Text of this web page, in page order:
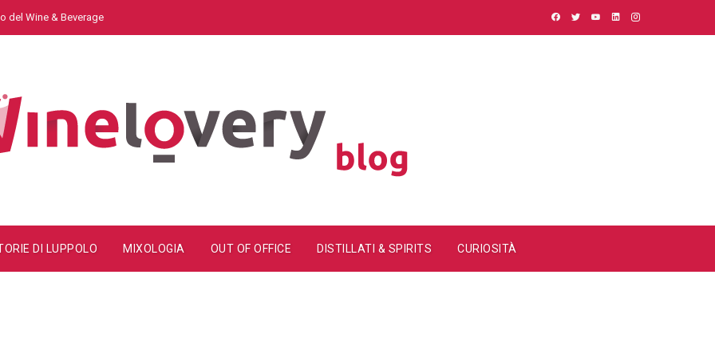
del Wine & Beverage
DI LUPPOLO MIXOLOGIA OUT OF OFFICE DISTILLATI & SPIRITS CURIOSITÀ